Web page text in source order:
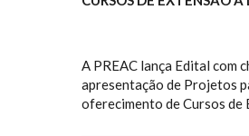
A PREAC lança Edital com
apresentação de Projetos
oferecimento de Cursos de